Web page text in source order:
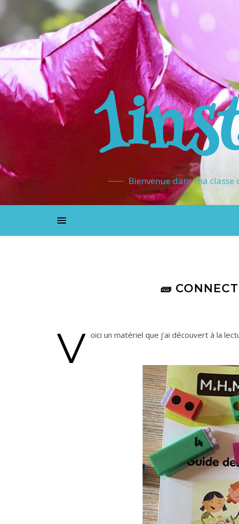
Bienvenue dans ma
🧱
V oici un matériel que j’ai découvert à la